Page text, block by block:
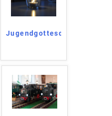
Jugendgottesdienst